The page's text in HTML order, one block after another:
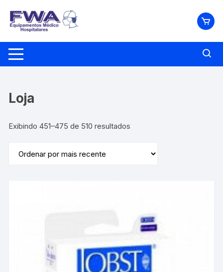
para
conteúdo
Loja
Exibindo 451–475 de 510 resultados